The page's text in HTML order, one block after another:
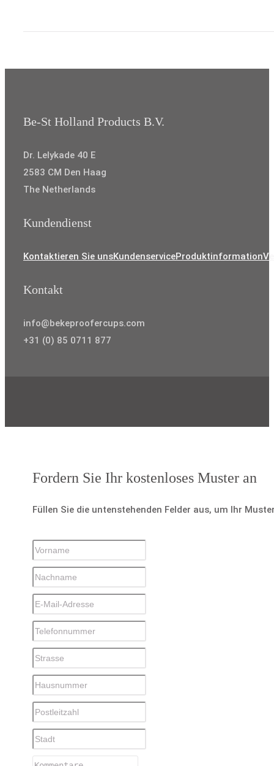
Be-St Holland Products B.V.
Dr. Lelykade 40 E
2583 CM Den Haag
The Netherlands
Kundendienst
Kontaktieren Sie unsKundenserviceProduktinformation
Kontakt
info@bekeproofercups.com
+31 (0) 85 0711 877
Fordern Sie Ihr kostenloses Muster an
Füllen Sie die untenstehenden Felder aus, um Ihr